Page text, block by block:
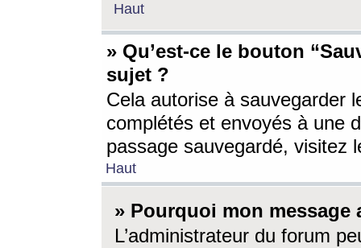
Haut
» Qu’est-ce le bouton
sujet ?
Cela autorise à sauvegarder
complétés et envoyés à une
passage sauvegardé, visitez
Haut
» Pourquoi mon message
L’administrateur du forum